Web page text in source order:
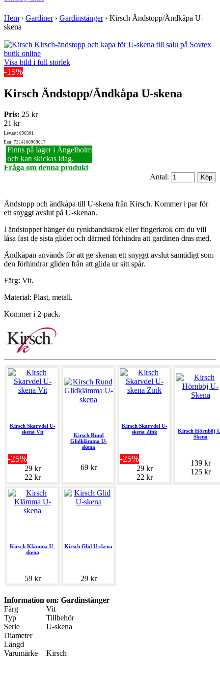
Hem › Gardiner› Gardinstänger› Kirsch Ändstopp/Ändkåpa U-
skena
Visa bild i full storlek
-15%
Kirsch Ändstopp/Ändkåpa U-skena
Pris: 25 kr
21 kr
Lev.art: 096901
Ean: 7314100969017
Finns på lager i Ängelholm
och kan skickas idag.
Fråga om denna produkt
Antal:
Ändstopp och ändkåpa till U-skena från Kirsch. Kommer i par för
ett snyggt avslut på U-skenan.
I ändstoppet hänger du rynkbandskrok eller fingerkrok om du vill
låsa fast de sista glidet och därmed förhindra att gardinen dras med.
Ändkåpan används för att ge skenan ett snyggt avslut samtidigt som
den förhindrar gliden från att glida ur sitt spår.
Färg: Vit.
Material: Plast, metall.
Kommer i 2-pack.
Kirsch Skarvdel U-
skena Vit
-25%
29 kr
22 kr
Kirsch Rund
Glidklämma U-
skena
69 kr
Kirsch Skarvdel U-
skena Zink
-25%
29 kr
22 kr
Kirsch Hörnböj
Skena
139 kr
125 kr
Kirsch Klämma U-
skena
59 kr
Kirsch Glid U-skena
29 kr
Information om: Gardinstänger
Färg
Vit
Typ
Tillbehör
Serie
U-skena
Diameter
Längd
Varumärke
Kirsch